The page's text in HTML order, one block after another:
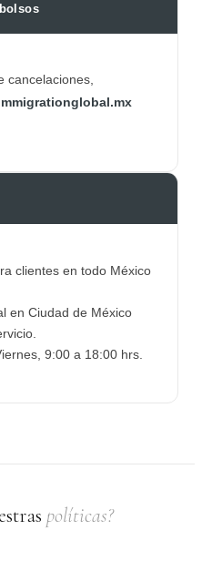
cancelaciones,
clientes en todo México
en Ciudad de México
9:00 a 18:00 hrs.
políticas?